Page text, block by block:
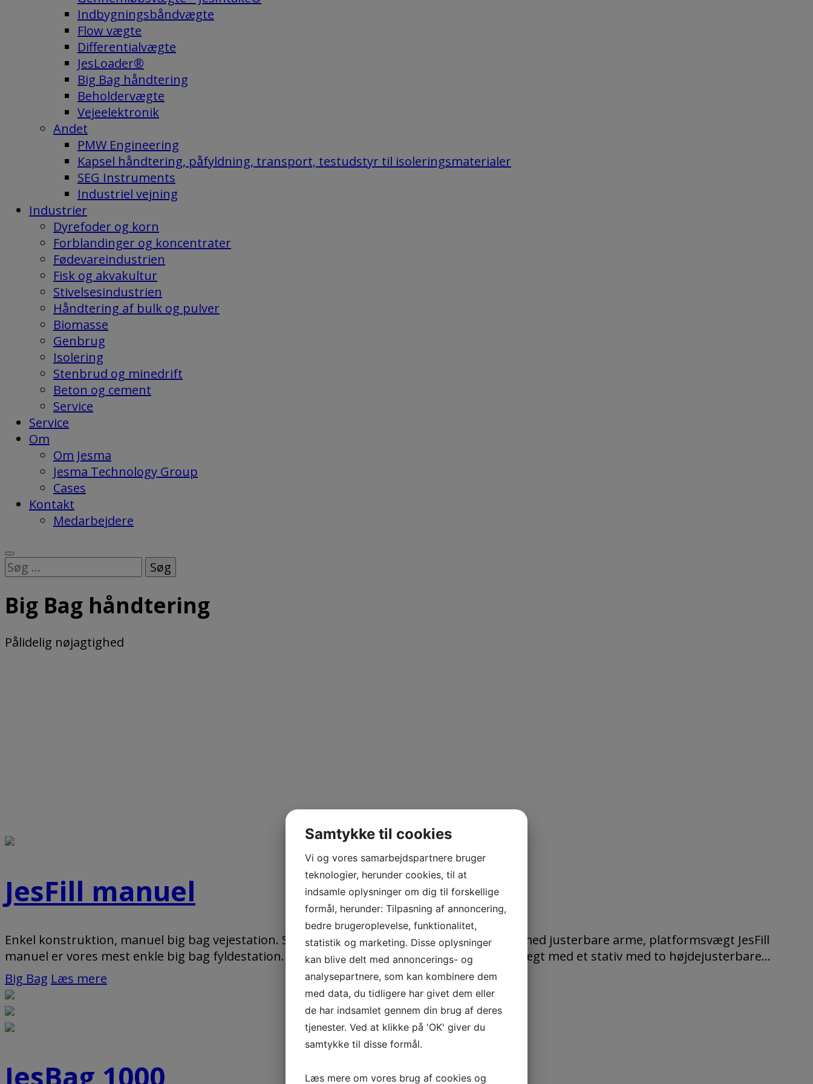
Indbygningsbåndvægte
Flow vægte
Differentialvægte
JesLoader®
Big Bag håndtering
Beholdervægte
Vejeelektronik
Andet
PMW Engineering
Kapsel håndtering, påfyldning, transport, testudstyr til isoleringsmaterialer
SEG Instruments
Industriel vejning
Industrier
Dyrefoder og korn
Forblandinger og koncentrater
Fødevareindustrien
Fisk og akvakultur
Stivelsesindustrien
Håndtering af bulk og pulver
Biomasse
Genbrug
Isolering
Stenbrud og minedrift
Beton og cement
Service
Service
Om
Om Jesma
Jesma Technology Group
Cases
Kontakt
Medarbejdere
Søg
efter:
Big Bag håndtering
Pålidelig nøjagtighed
JesFill manuel
Enkel konstruktion, manuel big bag vejestation. Standardkonstruktion inklusive platform med justerbare arme, platformsvægt JesFill
manuel er vores mest enkle big bag fyldestation. Den er bygget op omkring en platformsvægt med et stativ med to højdejusterbare...
Big Bag Læs mere
Samtykke til cookies
Vi og vores samarbejdspartnere bruger
teknologier, herunder cookies, til at
indsamle oplysninger om dig til forskellige
formål, herunder: Tilpasning af annoncering,
bedre brugeroplevelse, funktionalitet,
statistik og marketing. Disse oplysninger
kan blive delt med annoncerings- og
analysepartnere, som kan kombinere dem
med data, du tidligere har givet dem eller
de har indsamlet gennem din brug af deres
tjenester. Ved at klikke på 'OK' giver du
samtykke til disse formål.
Læs mere om vores brug af cookies og